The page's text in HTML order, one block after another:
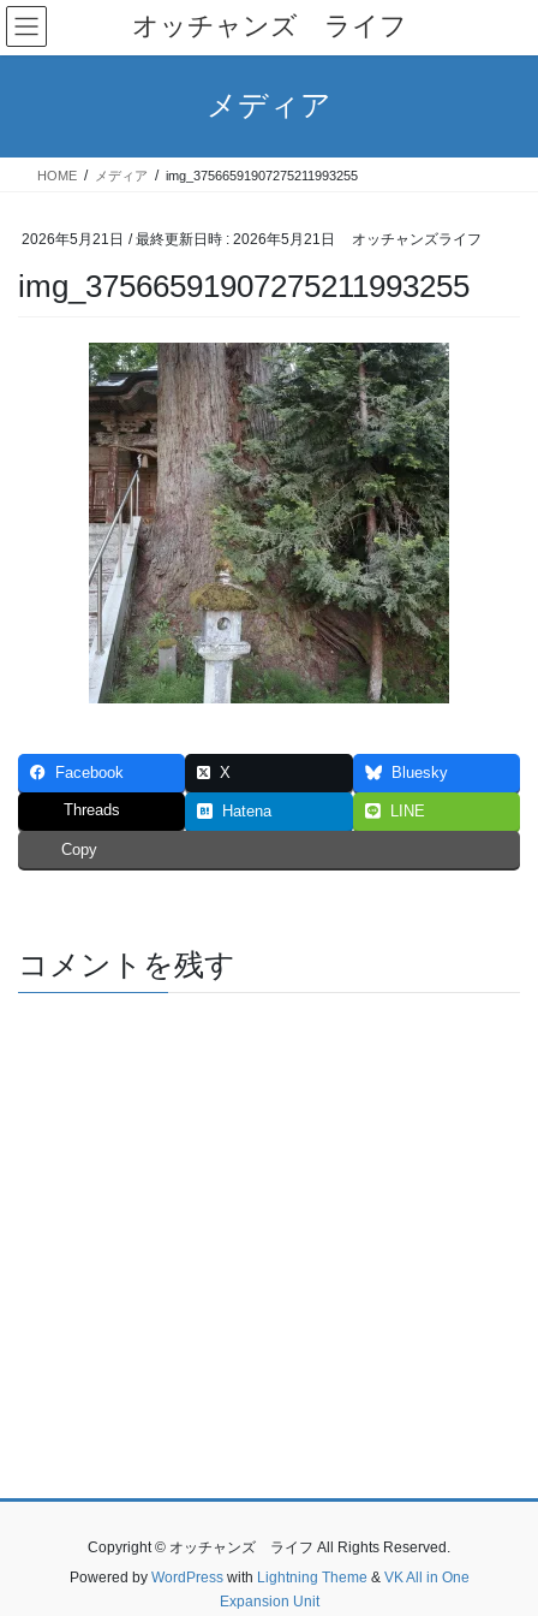
コ
ン
テ
ス
ナ
ビ
ゲ
ン
オッチャンズ ライフ
メディア
HOME メディア img_37566591907275211993255
2026年5月21日 / 最終更新日時 : 2026年5月21日 オッチャンズライフ
img_37566591907275211993255
Facebook X Bluesky
Threads Hatena LINE
Copy
コメントを残す
Copyright © オッチャンズ ライフ All Rights Reserved.
Powered by WordPresswith Lightning Theme & VK All in One
Expansion Unit